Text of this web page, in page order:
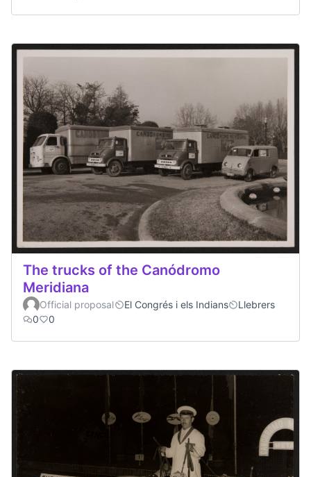
The trucks of the Canódromo
Meridiana
Official proposal El Congrés i els Indians
Llebrers
0
0